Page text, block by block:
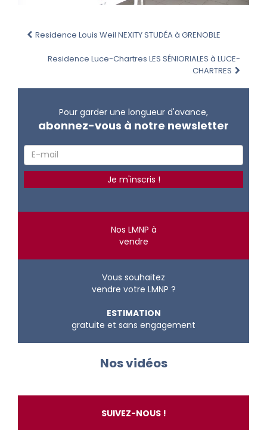
Residence Louis Weil NEXITY STUDÉA à GRENOBLE
Residence Luce-Chartres LES SÉNIORIALES à LUCE-
CHARTRES
Pour garder une longueur d'avance,
abonnez-vous à notre newsletter
Nos LMNP à
vendre
Vous souhaitez
vendre votre LMNP ?
ESTIMATION
gratuite et sans engagement
Nos vidéos
SUIVEZ-NOUS !